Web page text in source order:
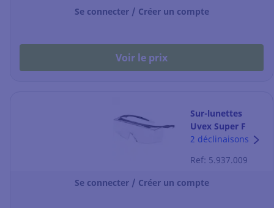
Se connecter / Créer un compte
Voir le prix
Sur-lunettes
Uvex Super F
OTG 9169 -
2 déclinaisons
Ref: 5.937.009
Se connecter / Créer un compte